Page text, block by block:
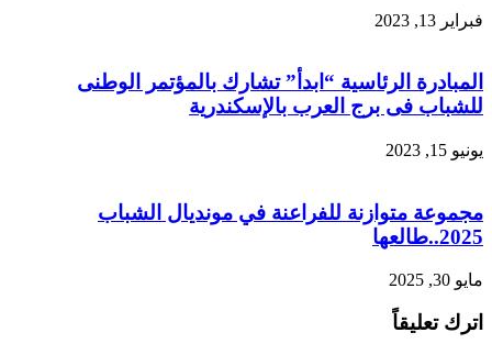
فبراير 13, 2023
المبادرة الرئاسية “ابدأ” تشارك بالمؤتمر الوطنى
للشباب فى برج العرب بالإسكندرية
يونيو 15, 2023
مجموعة متوازنة للفراعنة في مونديال الشباب
2025..طالعها
مايو 30, 2025
اترك تعليقاً